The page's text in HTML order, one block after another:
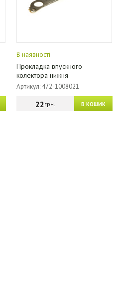
В наявності
Прокладка впускного
колектора нижня
Артикул: 472-1008021
В КОШИК
22грн.